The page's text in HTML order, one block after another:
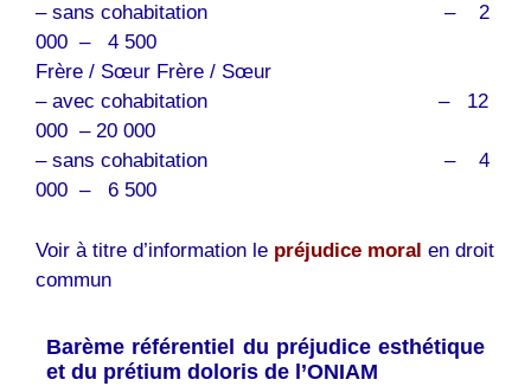
– sans cohabitation – 2
000 – 4 500
Frère / Sœur Frère / Sœur
– avec cohabitation – 12
000 – 20 000
– sans cohabitation – 4
000 – 6 500
Voir à titre d’information le préjudice moral en droit
commun
Barème référentiel du préjudice esthétique
et du prétium doloris de l’ONIAM